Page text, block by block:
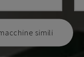
simili